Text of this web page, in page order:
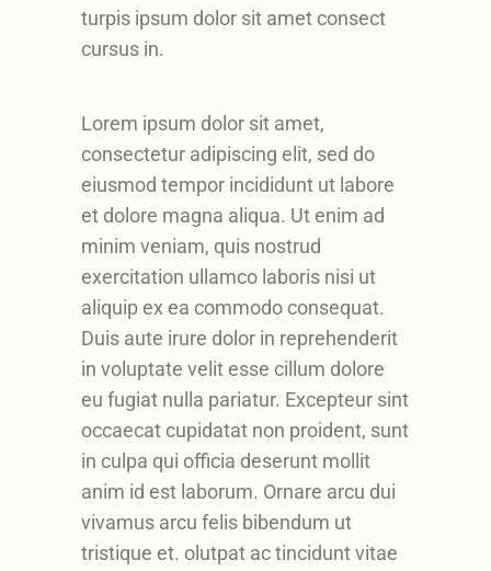
turpis ipsum dolor sit amet consect
cursus in.
Lorem ipsum dolor sit amet,
consectetur adipiscing elit, sed do
eiusmod tempor incididunt ut labore
et dolore magna aliqua. Ut enim ad
minim veniam, quis nostrud
exercitation ullamco laboris nisi ut
aliquip ex ea commodo consequat.
Duis aute irure dolor in reprehenderit
in voluptate velit esse cillum dolore
eu fugiat nulla pariatur. Excepteur sint
occaecat cupidatat non proident, sunt
in culpa qui officia deserunt mollit
anim id est laborum. Ornare arcu dui
vivamus arcu felis bibendum ut
tristique et. olutpat ac tincidunt vitae